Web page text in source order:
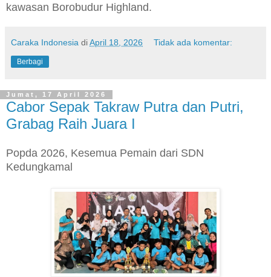
kawasan Borobudur Highland.
Caraka Indonesia diApril 18, 2026 Tidak ada komentar:
Berbagi
Jumat, 17 April 2026
Cabor Sepak Takraw Putra dan Putri,
Grabag Raih Juara I
Popda 2026, Kesemua Pemain dari SDN
Kedungkamal